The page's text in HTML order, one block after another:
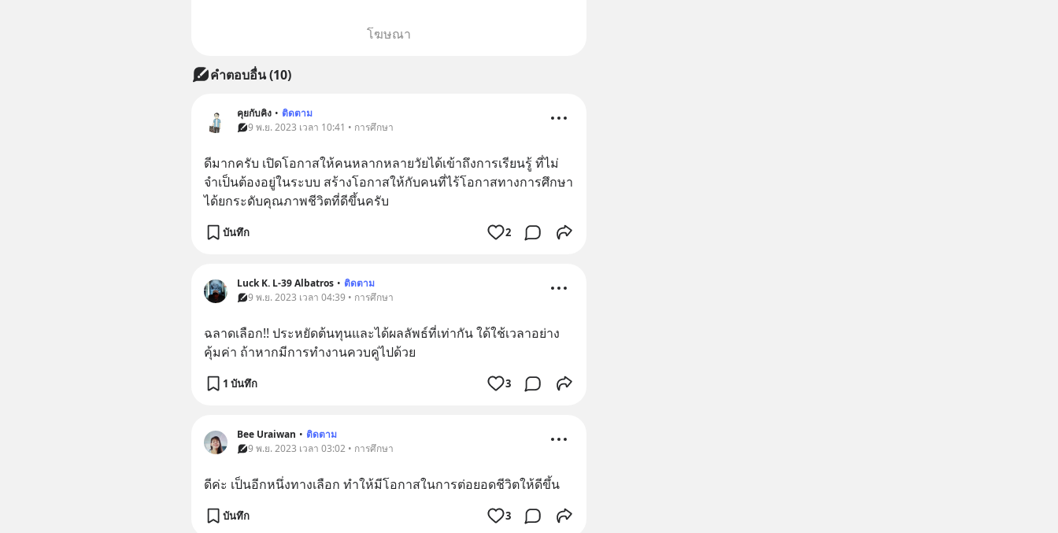
โฆษณา
คำตอบอื่น(10)
คุยกับคิง • ติดตาม
9 พ.ย. 2023 เวลา 10:41 • การศึกษา
ดีมากครับ เปิดโอกาสให้คนหลากหลายวัยได้เข้าถึงการเรียนรู้ ที่ไม่
จำเป็นต้องอยู่ในระบบ สร้างโอกาสให้กับคนที่ไร้โอกาสทางการศึกษา
ได้ยกระดับคุณภาพชีวิตที่ดีขึ้นครับ
บันทึก 2
Luck K. L-39 Albatros • ติดตาม
9 พ.ย. 2023 เวลา 04:39 • การศึกษา
ฉลาดเลือก!! ประหยัดต้นทุนและได้ผลลัพธ์ที่เท่ากัน ใด้ใช้เวลาอย่าง
คุ้มค่า ถ้าหากมีการทำงานควบคู่ไปด้วย
1 บันทึก 3
Bee Uraiwan • ติดตาม
9 พ.ย. 2023 เวลา 03:02 • การศึกษา
ดีค่ะ เป็นอีกหนึ่งทางเลือก ทำให้มีโอกาสในการต่อยอดชีวิตให้ดีขึ้น
บันทึก 3